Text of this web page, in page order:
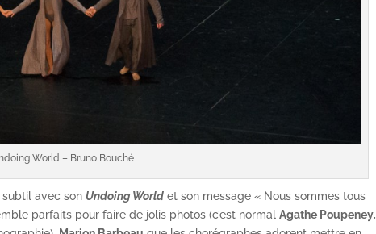
World – Bruno Bouché
avec son Undoing World et son message « Nous sommes tous
parfaits pour faire de jolis photos (c’est normalAgathe Poupeney,